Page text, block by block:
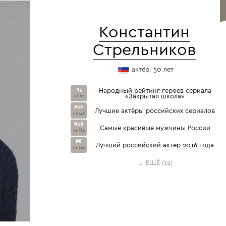
Константин
Стрельников
актёр, 50 лет
#3
из 62
Народный рейтинг героев сериала
«Закрытая школа»
#26
из 446 Лучшие актёры российских сериалов
#28
из 716 Самые красивые мужчины России
#8
из 166 Лучший российский актер 2016 года
→ ЕЩЁ (12)